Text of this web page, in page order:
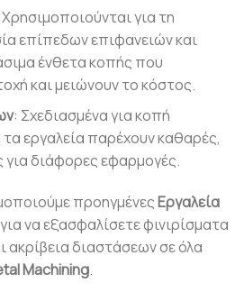
για τη
επίπεδων επιφανειών και
ένθετα κοπής που
και μειώνουν το κόστος.
: Σχεδιασμένα για κοπή
εργαλεία παρέχουν καθαρές,
για διάφορες εφαρμογές.
προηγμένεςΕργαλεία
για να εξασφαλίσετε φινιρίσματα
ακρίβεια διαστάσεων σε όλα
Machining.